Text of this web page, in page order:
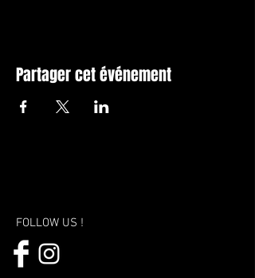
Partager cet événement
FOLLOW US !